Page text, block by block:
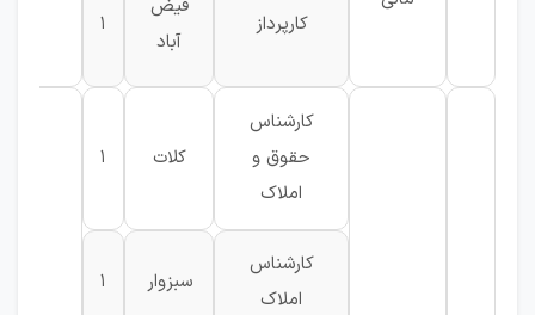
کارپرداز
فیض
آباد
1
کارشناس
حقوق و
املاک
کلات 1
کارشناس
املاک
سبزوار 1